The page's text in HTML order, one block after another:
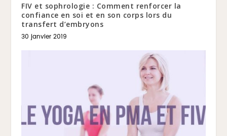
FIV et sophrologie : Comment renforcer la
confiance en soi et en son corps lors du
transfert d’embryons
30 janvier 2019